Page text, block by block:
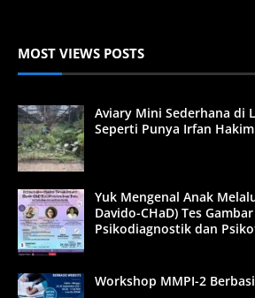
MOST VIEWS POSTS
Aviary Mini Sederhana di
Seperti Punya Irfan Hakim
Yuk Mengenal Anak
Davido-CHaD) Tes
Psikodiagnostik dan
Workshop MMPI-2